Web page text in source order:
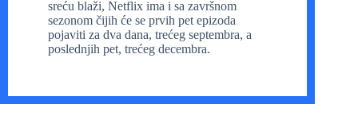
sreću blaži, Netflix ima i sa završnom
sezonom čijih će se prvih pet epizoda
pojaviti za dva dana, trećeg septembra, a
poslednjih pet, trećeg decembra.